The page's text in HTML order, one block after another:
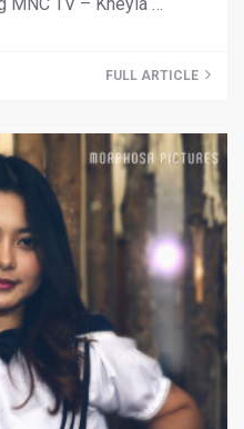
MNC TV – Kheyla …
FULL ARTICLE